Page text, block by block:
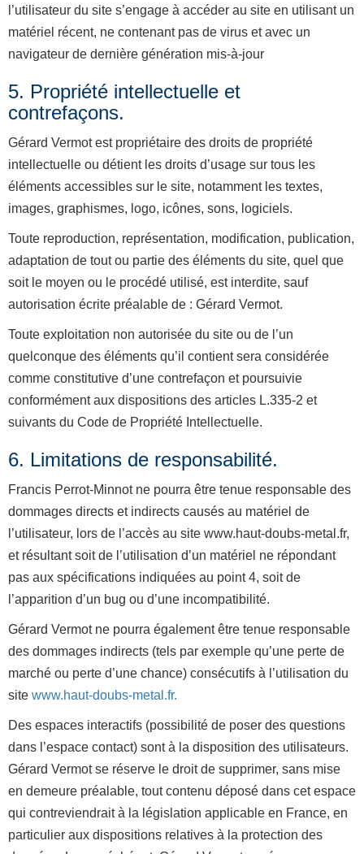
l’utilisateur du site s’engage à accéder au site en utilisant un
matériel récent, ne contenant pas de virus et avec un
navigateur de dernière génération mis-à-jour
5. Propriété intellectuelle et
contrefaçons.
Gérard Vermot est propriétaire des droits de propriété
intellectuelle ou détient les droits d’usage sur tous les
éléments accessibles sur le site, notamment les textes,
images, graphismes, logo, icônes, sons, logiciels.
Toute reproduction, représentation, modification, publication,
adaptation de tout ou partie des éléments du site, quel que
soit le moyen ou le procédé utilisé, est interdite, sauf
autorisation écrite préalable de : Gérard Vermot.
Toute exploitation non autorisée du site ou de l’un
quelconque des éléments qu’il contient sera considérée
comme constitutive d’une contrefaçon et poursuivie
conformément aux dispositions des articles L.335-2 et
suivants du Code de Propriété Intellectuelle.
6. Limitations de responsabilité.
Francis Perrot-Minnot ne pourra être tenue responsable des
dommages directs et indirects causés au matériel de
l’utilisateur, lors de l’accès au site www.haut-doubs-metal.fr,
et résultant soit de l’utilisation d’un matériel ne répondant
pas aux spécifications indiquées au point 4, soit de
l’apparition d’un bug ou d’une incompatibilité.
Gérard Vermot ne pourra également être tenue responsable
des dommages indirects (tels par exemple qu’une perte de
marché ou perte d’une chance) consécutifs à l’utilisation du
site www.haut-doubs-metal.fr.
Des espaces interactifs (possibilité de poser des questions
dans l’espace contact) sont à la disposition des utilisateurs.
Gérard Vermot se réserve le droit de supprimer, sans mise
en demeure préalable, tout contenu déposé dans cet espace
qui contreviendrait à la législation applicable en France, en
particulier aux dispositions relatives à la protection des